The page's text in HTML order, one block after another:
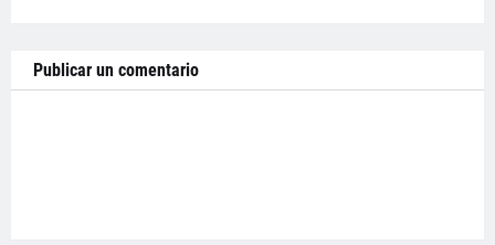
Publicar un comentario